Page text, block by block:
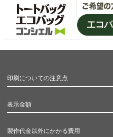
印刷についての注意点
表示金額
製作代金以外にかかる費用